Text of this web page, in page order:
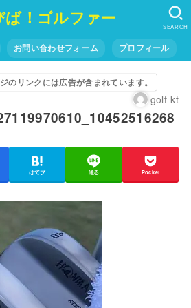
ば！ゴルファー
お問い合わせフォーム プロフィール
SEARCH
のリンクには広告が含まれています。
golf-kt
はてブ 送る Pocket